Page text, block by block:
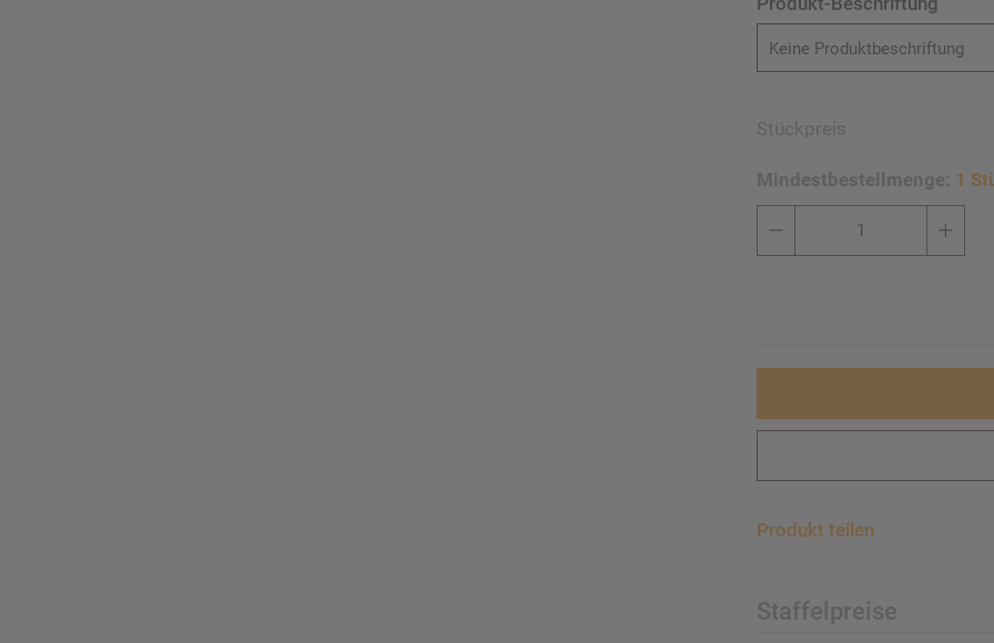
Keine Produktbeschriftung
Stückpreis
Mindestbestellmenge: 1
Produkt teilen
Staffelpreise